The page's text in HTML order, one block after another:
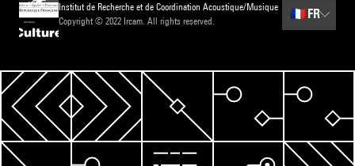
Institut de Recherche et de Coordination Acoustique/Musique
Copyright © 2022 Ircam. All rights reserved.
🇫🇷 FR